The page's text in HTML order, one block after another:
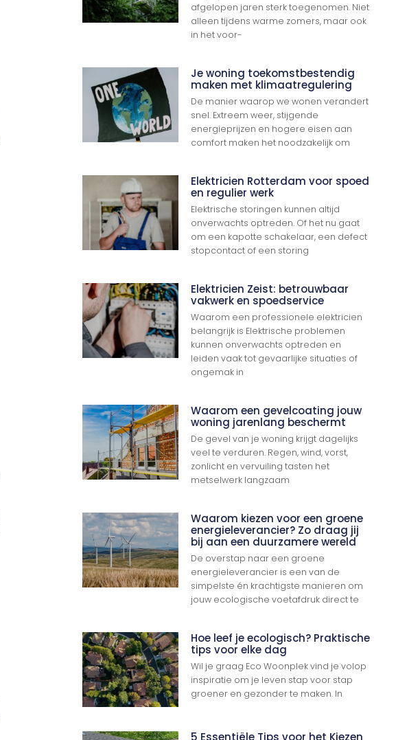
afgelopen jaren sterk toegenomen. Niet
alleen tijdens warme zomers, maar ook
in het voor-
Je woning toekomstbestendig
maken met klimaatregulering
De manier waarop we wonen verandert
snel. Extreem weer, stijgende
energieprijzen en hogere eisen aan
comfort maken het noodzakelijk om
Elektricien Rotterdam voor spoed
en regulier werk
Elektrische storingen kunnen altijd
onverwachts optreden. Of het nu gaat
om een kapotte schakelaar, een defect
stopcontact of een storing
Elektricien Zeist: betrouwbaar
vakwerk en spoedservice
Waarom een professionele elektricien
belangrijk is Elektrische problemen
kunnen onverwachts optreden en
leiden vaak tot gevaarlijke situaties of
ongemak in
Waarom een gevelcoating jouw
woning jarenlang beschermt
De gevel van je woning krijgt dagelijks
veel te verduren. Regen, wind, vorst,
zonlicht en vervuiling tasten het
metselwerk langzaam
Waarom kiezen voor een groene
energieleverancier? Zo draag jij
bij aan een duurzamere wereld
De overstap naar een groene
energieleverancier is een van de
simpelste én krachtigste manieren om
jouw ecologische voetafdruk direct te
Hoe leef je ecologisch? Praktische
tips voor elke dag
Wil je graag Eco Woonplek vind je volop
inspiratie om je leven stap voor stap
groener en gezonder te maken. In
5 Essentiële Tips voor het Kiezen